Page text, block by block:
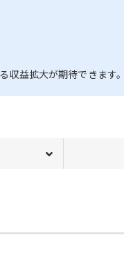
益拡大が期待できます。